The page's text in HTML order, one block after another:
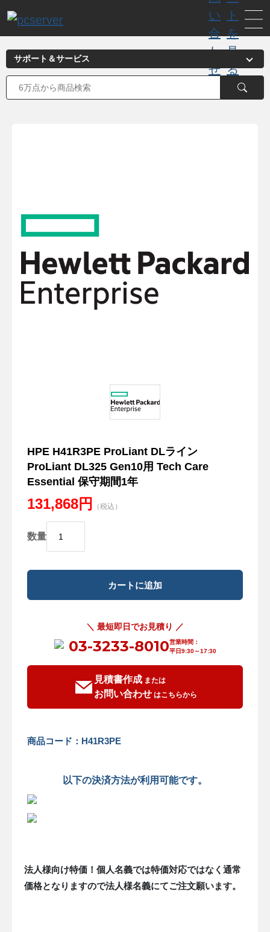
HPE H41R3PE ProLiant DLライン
ProLiant DL325 Gen10用 Tech Care
Essential 保守期間1年
131,868円 （税込）
数量
＼ 最短即日でお見積り ／
03-3233-8010営業時間：
平日9:30～17:30
見積書作成または
お問い合わせはこちらから
商品コード：H41R3PE
以下の決済方法が利用可能です。
法人様向け特価！個人名義では特価対応ではなく通常
価格となりますので法人様名義にてご注文願います。